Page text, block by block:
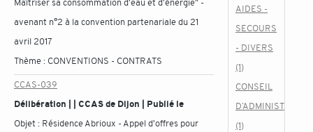
Maîtriser sa consommation d'eau et d'énergie" -
avenant n°2 à la convention partenariale du 21
avril 2017
Thème : CONVENTIONS - CONTRATS
CCAS-039
Délibération | | CCAS de Dijon | Publié le
Objet : Résidence Abrioux - Appel d'offres pour
AIDES -
SECOURS
- DIVERS
(1)
CONSEIL
(1)